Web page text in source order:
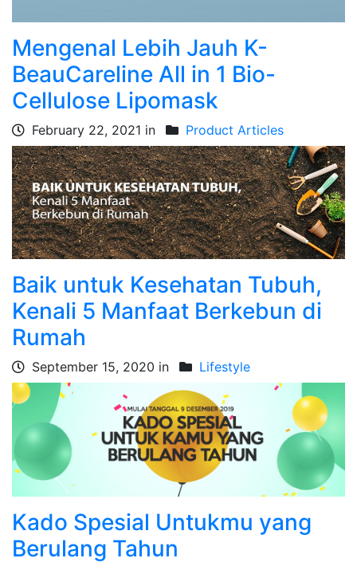
Mengenal Lebih Jauh K-
BeauCareline All in 1 Bio-
Cellulose Lipomask
February 22, 2021 in Product Articles
Baik untuk Kesehatan Tubuh,
Kenali 5 Manfaat Berkebun di
Rumah
September 15, 2020 in Lifestyle
Kado Spesial Untukmu yang
Berulang Tahun